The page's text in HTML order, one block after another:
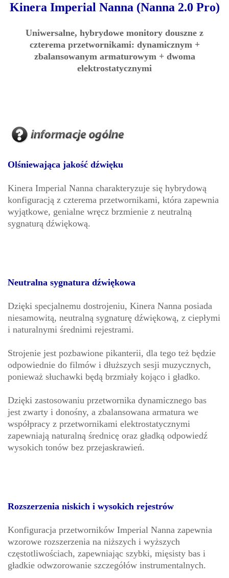
Kinera Imperial Nanna (Nanna 2.0 Pro)
Uniwersalne, hybrydowe monitory douszne z
czterema przetwornikami: dynamicznym +
zbalansowanym armaturowym + dwoma
elektrostatycznymi
Olśniewająca jakość dźwięku
Kinera Imperial Nanna charakteryzuje się hybrydową
konfiguracją z czterema przetwornikami, która zapewnia
wyjątkowe, genialne wręcz brzmienie z neutralną
sygnaturą dźwiękową.
Neutralna sygnatura dźwiękowa
Dzięki specjalnemu dostrojeniu, Kinera Nanna posiada
niesamowitą, neutralną sygnaturę dźwiękową, z ciepłymi
i naturalnymi średnimi rejestrami.
Strojenie jest pozbawione pikanterii, dla tego też będzie
odpowiednie do filmów i dłuższych sesji muzycznych,
ponieważ słuchawki będą brzmiały kojąco i gładko.
Dzięki zastosowaniu przetwornika dynamicznego bas
jest zwarty i donośny, a zbalansowana armatura we
współpracy z przetwornikami elektrostatycznymi
zapewniają naturalną średnicę oraz gładką odpowiedź
wysokich tonów bez przejaskrawień.
Rozszerzenia niskich i wysokich rejestrów
Konfiguracja przetworników Imperial Nanna zapewnia
wzorowe rozszerzenia na niższych i wyższych
częstotliwościach, zapewniając szybki, mięsisty bas i
gładkie odwzorowanie szczegółów instrumentalnych.